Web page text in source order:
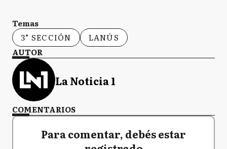
Temas
3° SECCIÓN
LANÚS
AUTOR
La Noticia 1
COMENTARIOS
Para comentar, debés estar